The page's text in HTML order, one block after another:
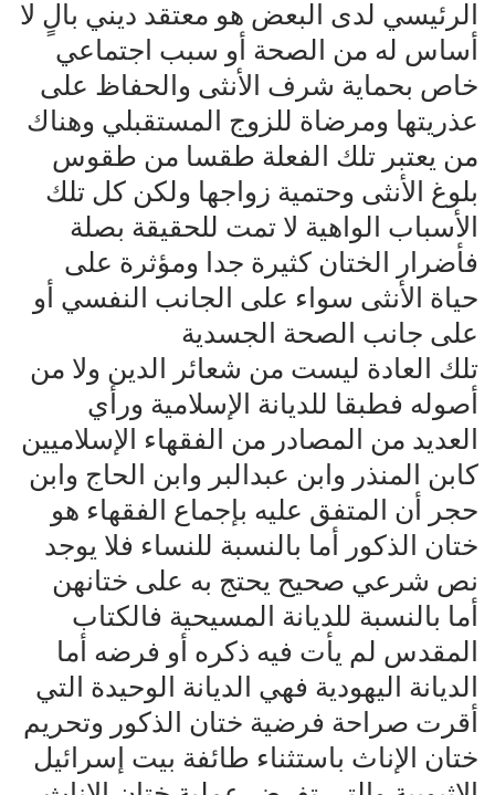
الرئيسي لدى البعض هو معتقد ديني بالٍ لا
أساس له من الصحة أو سبب اجتماعي
خاص بحماية شرف الأنثى والحفاظ على
عذريتها ومرضاة للزوج المستقبلي وهناك
من يعتبر تلك الفعلة طقسا من طقوس
بلوغ الأنثى وحتمية زواجها ولكن كل تلك
الأسباب الواهية لا تمت للحقيقة بصلة
فأضرار الختان كثيرة جدا ومؤثرة على
حياة الأنثى سواء على الجانب النفسي أو
على جانب الصحة الجسدية
تلك العادة ليست من شعائر الدين ولا من
أصوله فطبقا للديانة الإسلامية ورأي
العديد من المصادر من الفقهاء الإسلاميين
كابن المنذر وابن عبدالبر وابن الحاج وابن
حجر أن المتفق عليه بإجماع الفقهاء هو
ختان الذكور أما بالنسبة للنساء فلا يوجد
نص شرعي صحيح يحتج به على ختانهن
أما بالنسبة للديانة المسيحية فالكتاب
المقدس لم يأت فيه ذكره أو فرضه أما
الديانة اليهودية فهي الديانة الوحيدة التي
أقرت صراحة فرضية ختان الذكور وتحريم
ختان الإناث باستثناء طائفة بيت إسرائيل